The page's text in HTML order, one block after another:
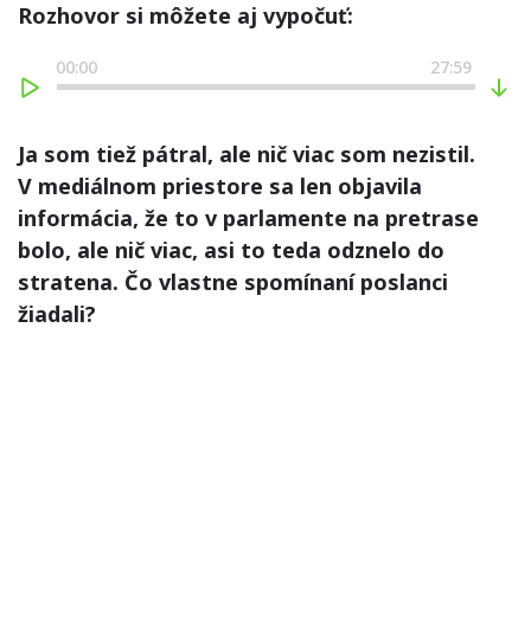
Rozhovor si môžete aj vypočuť:
00:00 27:59
Ja som tiež pátral, ale nič viac som nezistil.
V mediálnom priestore sa len objavila
informácia, že to v parlamente na pretrase
bolo, ale nič viac, asi to teda odznelo do
stratena. Čo vlastne spomínaní poslanci
žiadali?